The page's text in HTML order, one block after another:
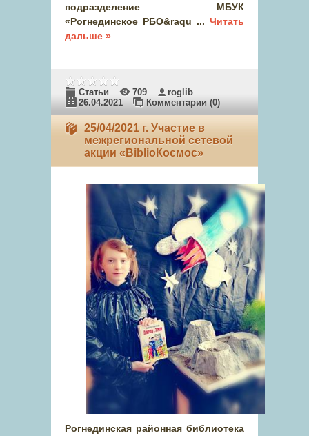
подразделение МБУК
«Рогнединское РБО&raqu ... Читать
дальше »
Статьи 709
roglib
26.04.2021
Комментарии (0)
25/04/2021 г. Участие в
межрегиональной сетевой
акции «BiblioКосмос»
Рогнединская районная библиотека